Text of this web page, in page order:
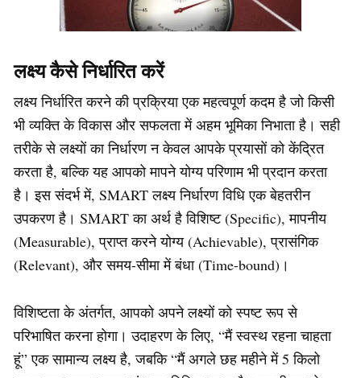
लक्ष्य कैसे निर्धारित करें
लक्ष्य निर्धारित करने की प्रक्रिया एक महत्वपूर्ण कदम है जो किसी
भी व्यक्ति के विकास और सफलता में अहम भूमिका निभाता है। सही
तरीके से लक्ष्यों का निर्धारण न केवल आपके प्रयासों को केंद्रित
करता है, बल्कि यह आपको मापने योग्य परिणाम भी प्रदान करता
है। इस संदर्भ में, SMART लक्ष्य निर्धारण विधि एक बेहतरीन
उपकरण है। SMART का अर्थ है विशिष्ट (Specific), मापनीय
(Measurable), प्राप्त करने योग्य (Achievable), प्रासंगिक
(Relevant), और समय-सीमा में बंधा (Time-bound)।
विशिष्टता के अंतर्गत, आपको अपने लक्ष्यों को स्पष्ट रूप से
परिभाषित करना होगा। उदाहरण के लिए, “मैं स्वस्थ रहना चाहता
हूं” एक सामान्य लक्ष्य है, जबकि “मैं अगले छह महीने में 5 किलो